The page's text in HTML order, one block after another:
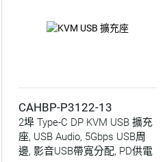
CAHBP-P3122-13
2埠 Type-C DP KVM USB 擴充
座, USB Audio, 5Gbps USB周
邊, 影音USB帶寬分配, PD供電